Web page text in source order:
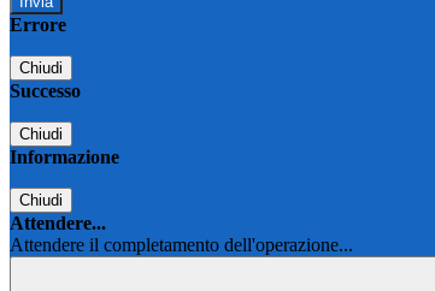
Errore
Chiudi
Successo
Chiudi
Informazione
Chiudi
Attendere...
Attendere il completamento dell'operazione...